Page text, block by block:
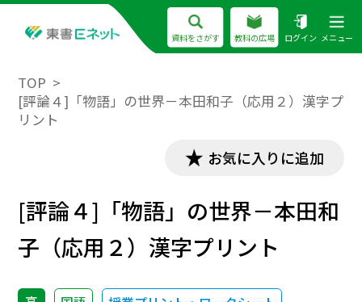
資料をさがす 教科の広場 ログイン メニュー
TOP
[評論４]「物語」の世界－本田和子（応用２）漢字プ
リント
お気に入りに追加
[評論４]「物語」の世界－本田和
子（応用２）漢字プリント